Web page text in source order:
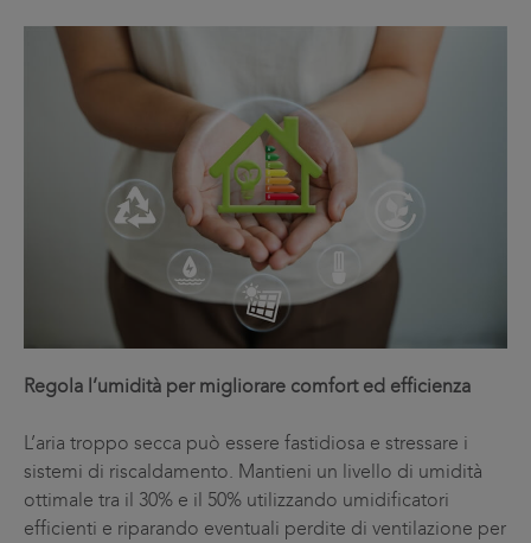
Regola l’umidità per migliorare comfort ed efficienza
L’aria troppo secca può essere fastidiosa e stressare i
sistemi di riscaldamento. Mantieni un livello di umidità
ottimale tra il 30% e il 50% utilizzando umidificatori
efficienti e riparando eventuali perdite di ventilazione per